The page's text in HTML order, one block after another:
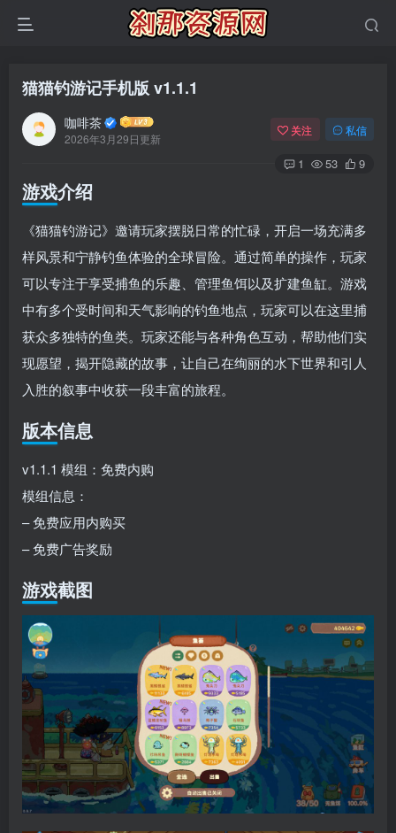
猫猫钓游记手机版 v1.1.1
咖啡茶
2026年3月29日更新
关注 私信
1 53 9
游戏介绍
《猫猫钓游记》邀请玩家摆脱日常的忙碌，开启一场充满多
样风景和宁静钓鱼体验的全球冒险。通过简单的操作，玩家
可以专注于享受捕鱼的乐趣、管理鱼饵以及扩建鱼缸。游戏
中有多个受时间和天气影响的钓鱼地点，玩家可以在这里捕
获众多独特的鱼类。玩家还能与各种角色互动，帮助他们实
现愿望，揭开隐藏的故事，让自己在绚丽的水下世界和引人
入胜的叙事中收获一段丰富的旅程。
版本信息
v1.1.1 模组：免费内购
模组信息：
– 免费应用内购买
– 免费广告奖励
游戏截图